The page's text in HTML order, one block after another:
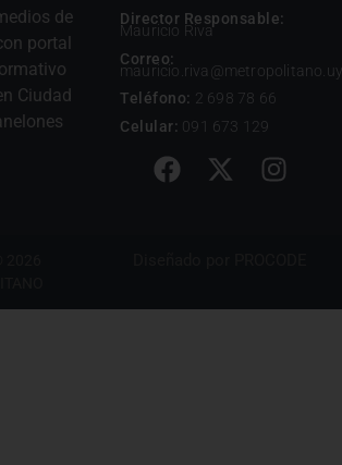
de
portal
Ciudad
Director Responsable:
Mauricio Riva
Correo:
mauricio.riva@metropolitano.uy
Teléfono: 2 698 78 66
Celular: 091 673 129